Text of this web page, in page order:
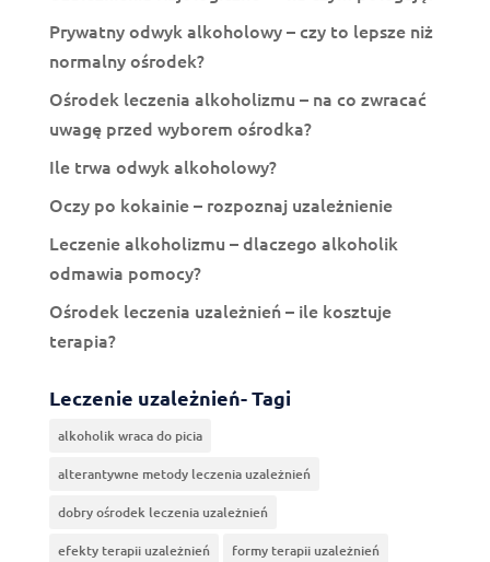
Prywatny odwyk alkoholowy – czy to lepsze niż
normalny ośrodek?
Ośrodek leczenia alkoholizmu – na co zwracać
uwagę przed wyborem ośrodka?
Ile trwa odwyk alkoholowy?
Oczy po kokainie – rozpoznaj uzależnienie
Leczenie alkoholizmu – dlaczego alkoholik
odmawia pomocy?
Ośrodek leczenia uzależnień – ile kosztuje
terapia?
Leczenie uzależnień- Tagi
alkoholik wraca do picia
alterantywne metody leczenia uzależnień
dobry ośrodek leczenia uzależnień
efekty terapii uzależnień formy terapii uzależnień